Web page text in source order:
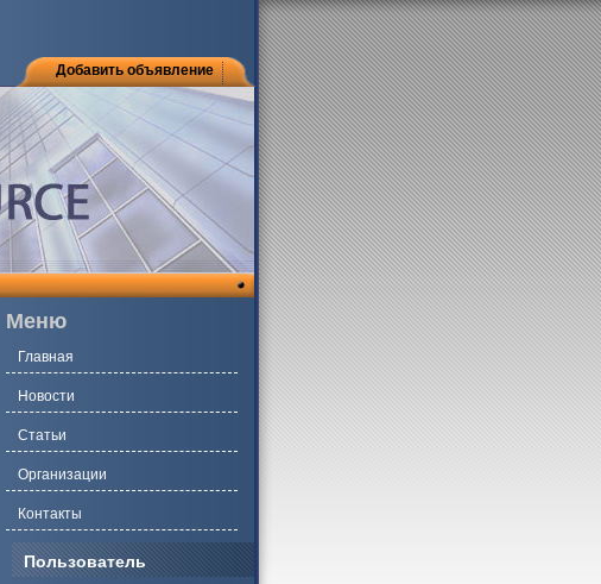
Добавить объявление
Меню
Главная
Новости
Статьи
Организации
Контакты
Пользователь